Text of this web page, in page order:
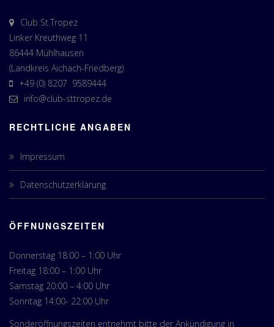
Club St.Tropez
Linker Kreuthweg 11
86444 Mühlhausen
(Landkreis Aichach-Friedberg)
+49 (0) 8207 9589444
info@club-sttropez.de
RECHTLICHE ANGABEN
Impressum
Datenschutzerklärung
ÖFFNUNGSZEITEN
Donnerstag 18:00 – 1:00 Uhr
Freitag 18:00 – 1:00 Uhr
Samstag 20:00 – 4:00 Uhr
Sonntag 14:00- 22:00 Uhr
Sonderöffnungszeiten entnehmt bitte der Ankündigung in